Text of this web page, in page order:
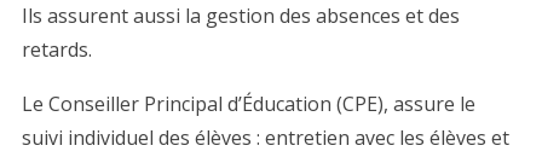
Ils assurent aussi la gestion des absences et des
retards.
Le Conseiller Principal d’Éducation (CPE), assure le
suivi individuel des élèves : entretien avec les élèves et